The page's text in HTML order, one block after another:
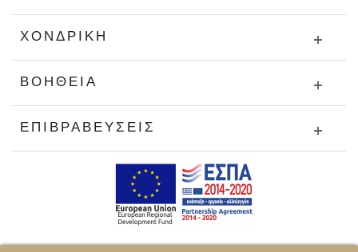
ΧΟΝΔΡΙΚΉ
ΒΟΉΘΕΙΑ
ΕΠΙΒΡΑΒΕΎΣΕΙΣ